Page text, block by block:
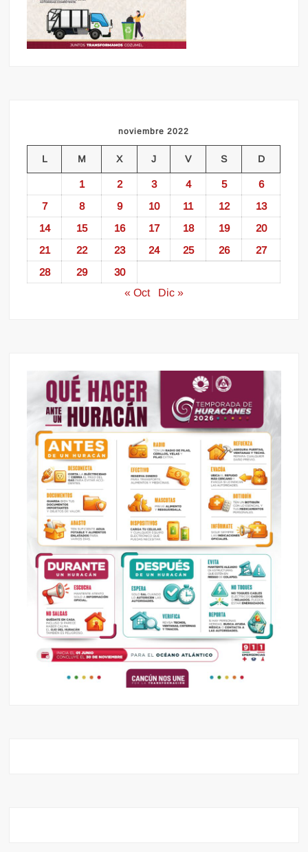
noviembre 2022
L M X J V S D
1 2 3 4 5
6
7
8 9 10 11 12
13
14
15 16 17 18 19
20
21
22 23 24 25 26
27
28
29
30
« Oct
Dic »